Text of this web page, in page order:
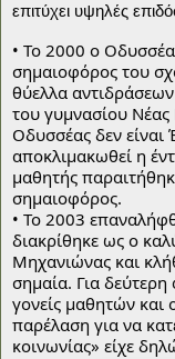
επιτύχει υψηλές
• Το 2000 ο
σημαιοφόρος του
θύελλα
του γυμνασίου Νέας
Οδυσσέας δεν
αποκλιμακωθεί η
μαθητής
σημαιοφόρος.
• Το 2003
διακρίθηκε ως ο
Μηχανιώνας και
σημαία. Για
γονείς μαθητών
παρέλαση για να
κοινωνίας» είχε